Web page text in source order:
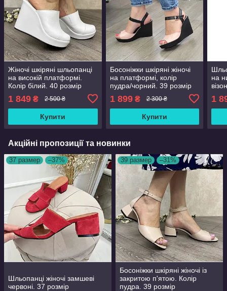
Жіночі шкіряні шльопанці
на високій платформі.
Колір білий. 40 розмір
1 849 ₴ 2 500 ₴
Купити
Босоніжки шкіряні жіночі
на платформі, колір
пудра/чорний. 39 розмір
1 899₴ 2 300 ₴
Купити
на
1
Акційні пропозиції та новинки
37 размер –37%
Шльопанці жіночі замшеві
червоні. 37 розмір
39 размер –31%
Босоніжки шкіряні жіночі із
закритою п'ятою. Колір
пудра. 39 розмір